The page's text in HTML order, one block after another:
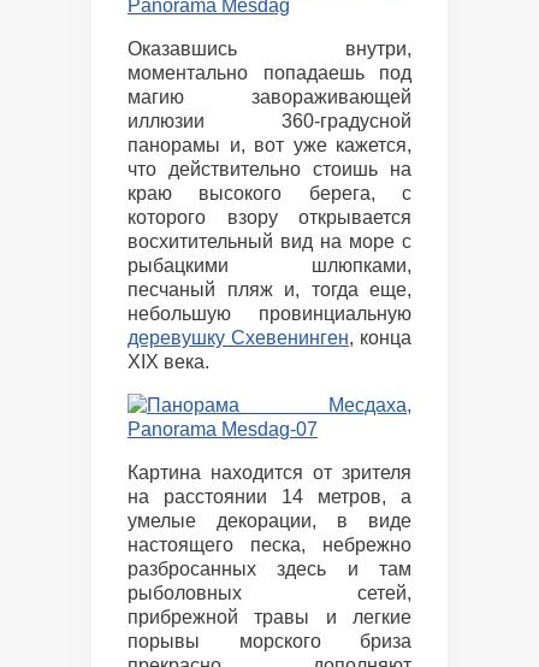
Оказавшись внутри,
моментально попадаешь под
магию завораживающей
иллюзии 360-градусной
панорамы и, вот уже кажется,
что действительно стоишь на
краю высокого берега, с
которого взору открывается
восхитительный вид на море с
рыбацкими шлюпками,
песчаный пляж и, тогда еще,
небольшую провинциальную
деревушку Схевенинген, конца
XIX века.
Картина находится от зрителя
на расстоянии 14 метров, а
умелые декорации, в виде
настоящего песка, небрежно
разбросанных здесь и там
рыболовных сетей,
прибрежной травы и легкие
порывы морского бриза